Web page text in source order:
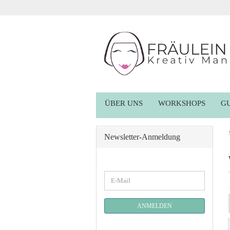
ÜBER UNS WORKSHOPS
Newsletter-Anmeldung
ZUR
ANMELDUNG
E-
Mail
ANMELDEN